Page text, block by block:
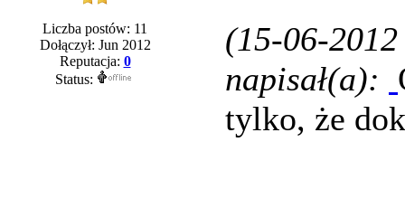
Liczba postów: 11
Dołączył: Jun 2012
Reputacja: 0
Status:
(15-06-
napisał(a):
tylko, że